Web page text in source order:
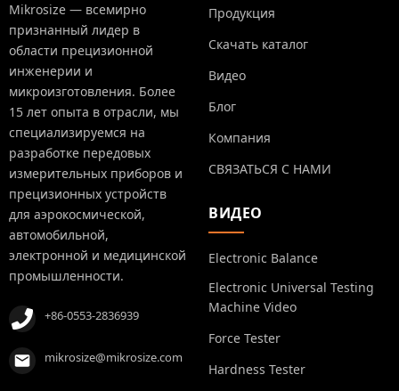
Mikrosize — всемирно
признанный лидер в
области прецизионной
инженерии и
микроизготовления. Более
15 лет опыта в отрасли, мы
специализируемся на
разработке передовых
измерительных приборов и
прецизионных устройств
для аэрокосмической,
автомобильной,
электронной и медицинской
промышленности.
+86-0553-2836939
mikrosize@mikrosize.com
Продукция
Скачать каталог
Видео
Блог
Компания
СВЯЗАТЬСЯ С НАМИ
ВИДЕО
Electronic Balance
Electronic Universal Testing
Machine Video
Force Tester
Hardness Tester